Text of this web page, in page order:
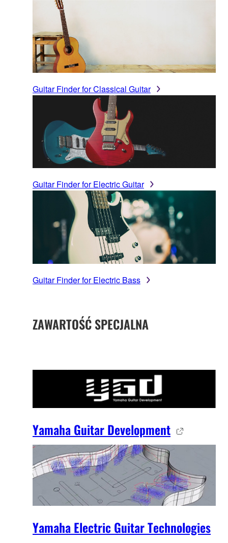
Guitar Finder for Classical Guitar
Guitar Finder for Electric Guitar
Guitar Finder for Electric Bass
ZAWARTOŚĆ SPECJALNA
Yamaha Guitar Development
Yamaha Electric Guitar Technologies